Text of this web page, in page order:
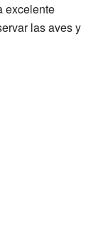
excelente
las aves y